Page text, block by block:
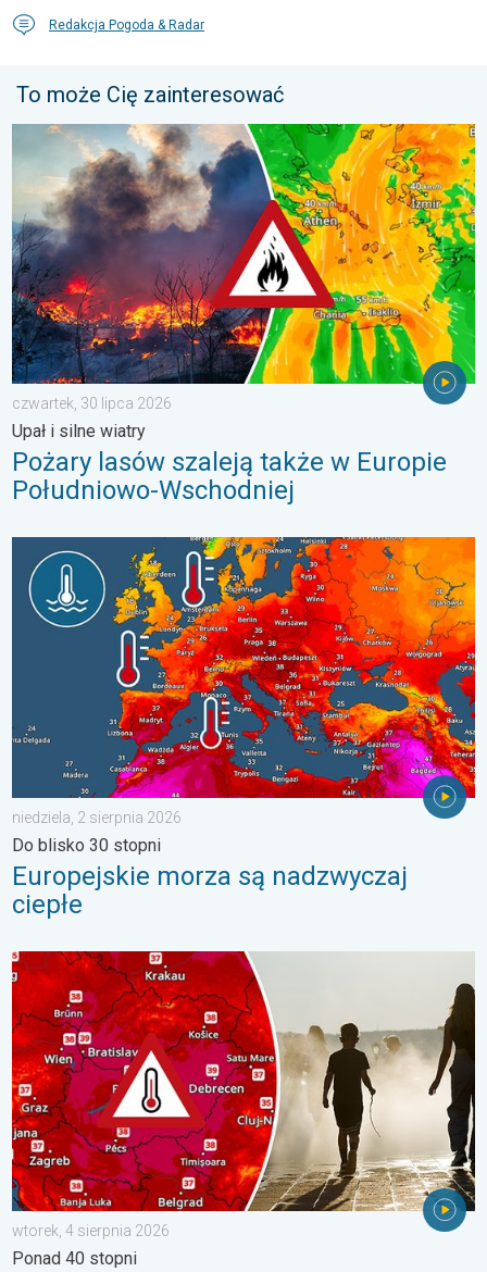
Redakcja Pogoda & Radar
To może Cię zainteresować
Pożary lasów szaleją także w Europie Południowo-
czwartek, 30 lipca 2026
Upał i silne wiatry
Pożary lasów szaleją także w Europie
Południowo-Wschodniej
Europejskie morza są nadzwyczaj ciepłe. Do blisko 30
niedziela, 2 sierpnia 2026
Do blisko 30 stopni
Europejskie morza są nadzwyczaj
ciepłe
Ekstremalny upał w Europie Wschodniej. Ponad 40 stopni. . .
wtorek, 4 sierpnia 2026
Ponad 40 stopni